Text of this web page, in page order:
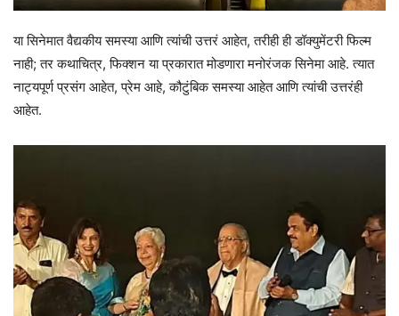
या सिनेमात वैद्यकीय समस्या आणि त्यांची उत्तरं आहेत, तरीही ही डॉक्युमेंटरी फिल्म
नाही; तर कथाचित्र, फिक्शन या प्रकारात मोडणारा मनोरंजक सिनेमा आहे. त्यात
नाट्यपूर्ण प्रसंग आहेत, प्रेम आहे, कौटुंबिक समस्या आहेत आणि त्यांची उत्तरंही
आहेत.